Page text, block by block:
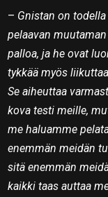
– Gnistan on
pelaavan
palloa, ja he ovat
tykkää myös
Se aiheuttaa
kova testi meille,
me haluamme
enemmän meidän
sitä enemmän
kaikki taas auttaa